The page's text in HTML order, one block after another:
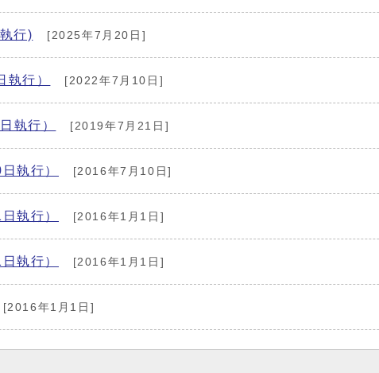
行) [2025年7月20日]
行） [2022年7月10日]
執行） [2019年7月21日]
執行） [2016年7月10日]
執行） [2016年1月1日]
執行） [2016年1月1日]
[2016年1月1日]